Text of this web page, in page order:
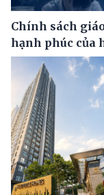
Chính sách
hạnh phúc của